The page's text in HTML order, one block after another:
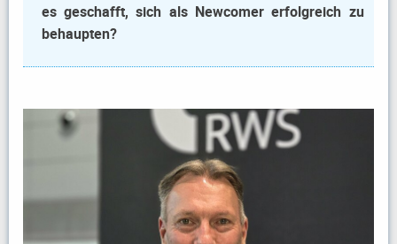
es geschafft, sich als Newcomer erfolgreich zu
behaupten?